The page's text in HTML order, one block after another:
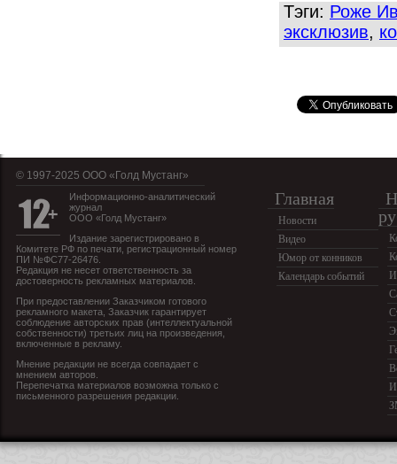
Тэги: Роже
эксклюзив,
© 1997-2025 OOO «Голд Мустанг»
Информационно-аналитический
журнал
ООО «Голд Мустанг»
Издание зарегистрировано в
Комитете РФ по печати, регистрационный номер
ПИ №ФС77-26476.
Редакция не несет ответственность за
достоверность рекламных материалов.
При предоставлении Заказчиком готового
рекламного макета, Заказчик гарантирует
соблюдение авторских прав (интеллектуальной
собственности) третьих лиц на произведения,
включенные в рекламу.
Мнение редакции не всегда совпадает с
мнением авторов.
Перепечатка материалов возможна только с
письменного разрешения редакции.
Главная
Новости
Видео
Юмор от конников
Календарь событий